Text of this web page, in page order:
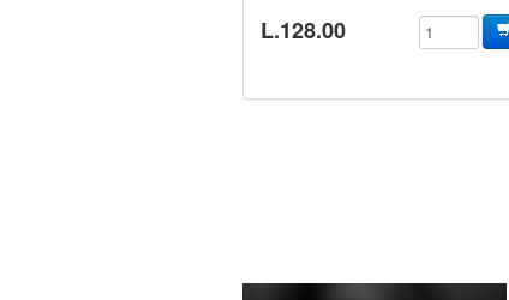
L.128.00